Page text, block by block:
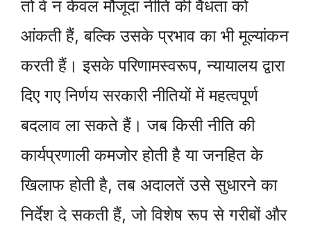
तो वे न केवल मौजूदा नीति की वैधता को
आंकती हैं, बल्कि उसके प्रभाव का भी मूल्यांकन
करती हैं। इसके परिणामस्वरूप, न्यायालय द्वारा
दिए गए निर्णय सरकारी नीतियों में महत्वपूर्ण
बदलाव ला सकते हैं। जब किसी नीति की
कार्यप्रणाली कमजोर होती है या जनहित के
खिलाफ होती है, तब अदालतें उसे सुधारने का
निर्देश दे सकती हैं, जो विशेष रूप से गरीबों और